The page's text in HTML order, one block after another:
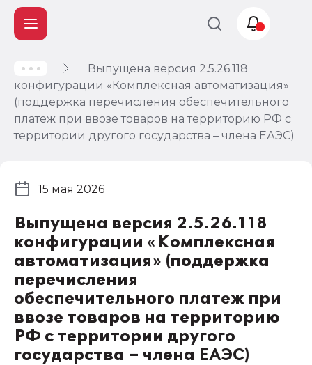
Выпущена версия 2.5.26.118
конфигурации «Комплексная автоматизация»
(поддержка перечисления обеспечительного
платеж при ввозе товаров на территорию РФ с
территории другого государства – члена ЕАЭС)
Выпущена версия 2.5.26.118
конфигурации «Комплексная
автоматизация» (поддержка
перечисления
обеспечительного платеж при
ввозе товаров на территорию
РФ с территории другого
государства – члена ЕАЭС)
15 мая 2026
Учет и
налогообложение
Автоматизация